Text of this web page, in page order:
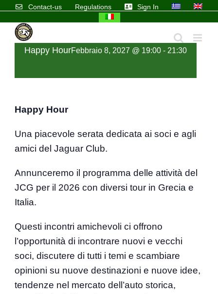
content
Contact-us Regulations Sign In
Happy HourFebbraio 8, 2027 @ 19:00 - 21:30
Happy Hour
Una piacevole serata dedicata ai soci e agli
amici del Jaguar Club.
Annunceremo il programma delle attività del
JCG per il 2026 con diversi tour in Grecia e
Italia.
Questi incontri amichevoli ci offrono
l’opportunità di incontrare nuovi e vecchi
soci, discutere di tutti i temi e scambiare
opinioni su nuove destinazioni e nuove idee,
tendenze nel mercato dell’auto storica,